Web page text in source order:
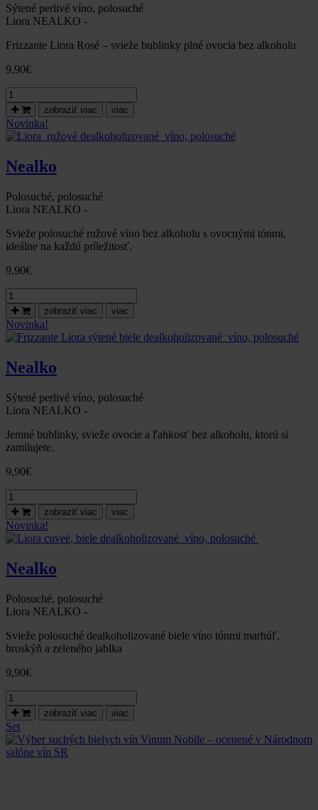
luxusnou
bodkou
Dolce
Sýtené perlivé víno, polosuché
Liora NEALKO -
Frizzante Liora Rosé – svieže bublinky plné ovocia bez alkoholu
9,90€
množstvo
Frizzante
Liora
ružové
dealkoholizované
polosuché
zobraziť viac viac
Novinka!
Nealko
Polosuché, polosuché
Liora NEALKO -
Svieže polosuché ružové víno bez alkoholu s ovocnými tónmi,
ideálne na každú príležitosť.
9,90€
množstvo
Liora
ružové
dealkoholizované
víno,
zobraziť viac viac
Novinka!
Nealko
Sýtené perlivé víno, polosuché
Liora NEALKO -
Jemné bublinky, svieže ovocie a ľahkosť bez alkoholu, ktorú si
zamilujete.
9,90€
množstvo
Frizzante
Liora
sýtené
biele
víno,
zobraziť viac viac
Novinka!
Nealko
Polosuché, polosuché
Liora NEALKO -
Svieže polosuché dealkoholizované biele víno tónmi marhúľ,
broskýň a zeleného jablka
9,90€
množstvo
Liora
cuveé,
biele
dealkoholizované
víno,
zobraziť viac viac
Set